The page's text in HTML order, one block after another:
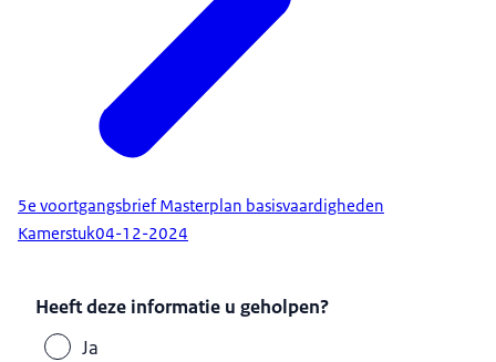
5e voortgangsbrief Masterplan basisvaardigheden
Kamerstuk04-12-2024
Heeft deze informatie u geholpen?
Ja